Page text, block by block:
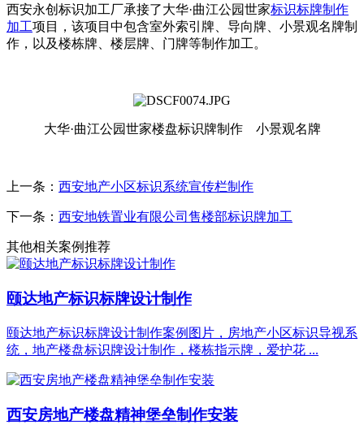
西安永创标识加工厂承接了大华·曲江公园世家标识标牌制作
加工项目，该项目中包含室外索引牌、导向牌、小景观名牌制
作，以及楼栋牌、楼层牌、门牌等制作加工。
大华·曲江公园世家楼盘标识牌制作 小景观名牌
上一条： 西安地产小区标识系统宣传栏制作
下一条： 西安地铁置业有限公司售楼部标识牌加工
其他相关案例推荐
颐达地产标识标牌设计制作
颐达地产标识标牌设计制作案例图片，房地产小区标识导视系
统，地产楼盘标识牌设计制作，楼栋指示牌，爱护花 ...
西安房地产楼盘精神堡垒制作安装